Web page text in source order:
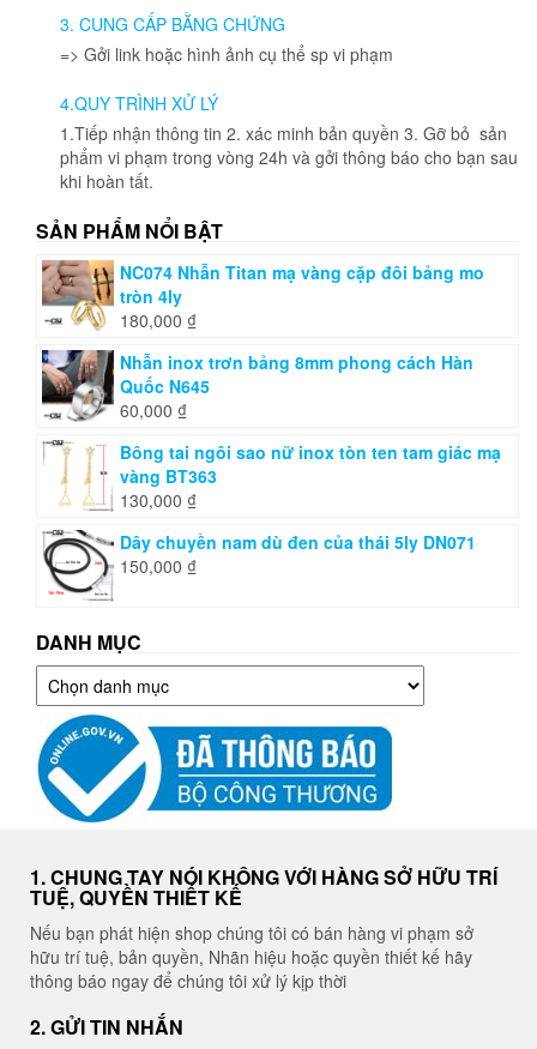
được
chọn
trên
sản
phẩm
3. CUNG CẤP BẰNG CHỨNG
=> Gởi link hoặc hình ảnh cụ thể sp vi phạm
4.QUY TRÌNH XỬ LÝ
1.Tiếp nhận thông tin 2. xác minh bản quyền 3. Gỡ bỏ sản
phẩm vi phạm trong vòng 24h và gởi thông báo cho bạn sau
khi hoàn tất.
SẢN PHẨM NỔI BẬT
NC074 Nhẫn Titan mạ vàng cặp đôi bảng mo
tròn 4ly
180,000 ₫
Nhẫn inox trơn bảng 8mm phong cách Hàn
Quốc N645
60,000 ₫
Bông tai ngôi sao nữ inox tòn ten tam giác mạ
vàng BT363
130,000 ₫
Dây chuyền nam dù đen của thái 5ly DN071
150,000 ₫
DANH MỤC
Danh
mục
1. CHUNG TAY NÓI KHÔNG VỚI HÀNG SỞ HỮU TRÍ
TUỆ, QUYỀN THIẾT KẾ
Nếu bạn phát hiện shop chúng tôi có bán hàng vi phạm sở
hữu trí tuệ, bản quyền, Nhãn hiệu hoặc quyền thiết kế hãy
thông báo ngay để chúng tôi xử lý kịp thời
2. GỬI TIN NHẮN